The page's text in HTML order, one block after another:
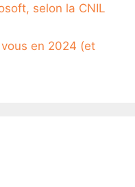
selon la CNIL
vous en 2024 (et